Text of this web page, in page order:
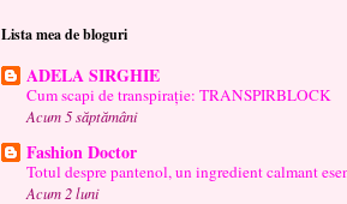
Lista mea de bloguri
ADELA SIRGHIE
Cum scapi de transpirație: TRANSPIRBLOCK
Acum 5 săptămâni
Fashion Doctor
Totul despre pantenol, un ingredient calmant
Acum 2 luni